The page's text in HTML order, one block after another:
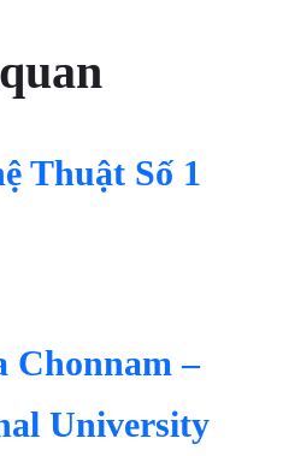
Thuật Số 1
Chonnam –
University